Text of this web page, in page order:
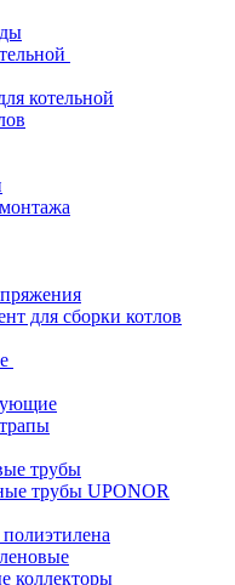
котельной
для сборки котлов
трубы
трубы UPONOR
коллекторы